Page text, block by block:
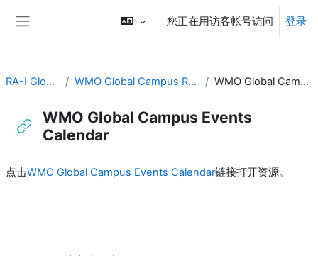
您正在用访客帐号访问 登录
RA-I Global Campus WMO Global Campus Resources and Discussion WMO Global Campus Events Calendar
WMO Global Campus Events
Calendar
点击WMO Global Campus Events Calendar链接打开资源。